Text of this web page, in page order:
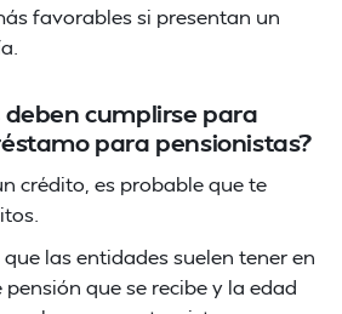
favorables si presentan un
deben cumplirse para
para pensionistas?
crédito, es probable que te
las entidades suelen tener en
que se recibe y la edad